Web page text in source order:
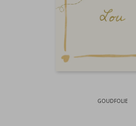
GOUDFOLIE